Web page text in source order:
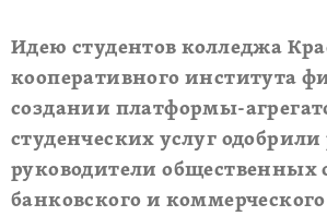
Идею студентов колледжа
кооперативного института
создании платформы-
студенческих услуг
руководители общественных
банковского и